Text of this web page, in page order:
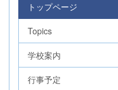
トップページ
Topics
学校案内
行事予定